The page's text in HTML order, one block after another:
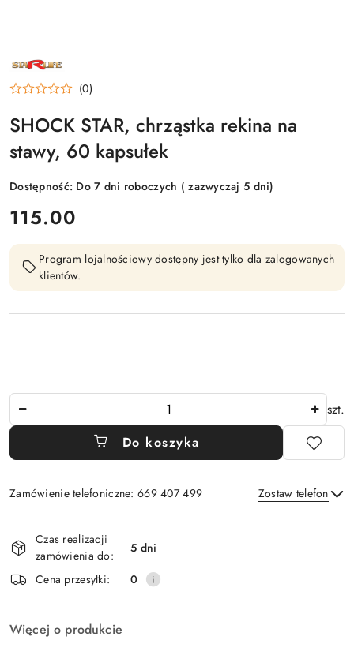
NAZWA
PRODUCENTA:
STARLIFE (0)
SHOCK STAR, chrząstka rekina na
stawy, 60 kapsułek
Dostępność: Do 7 dni roboczych ( zazwyczaj 5 dni)
cena:
115.00
Program lojalnościowy dostępny jest tylko dla zalogowanych
klientów.
szt.
Do koszyka
Zamówienie telefoniczne: 669 407 499 Zostaw telefon
i
dostawa
Czas realizacji
zamówienia do:
5 dni
Cena przesyłki:
0
Więcej o produkcie